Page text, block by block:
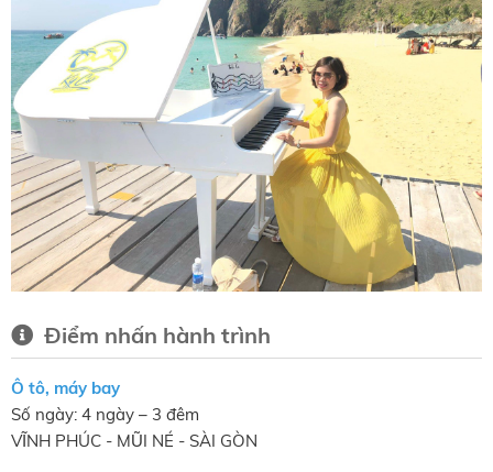
Điểm nhấn hành trình
Ô tô, máy bay
Số ngày: 4 ngày – 3 đêm
VĨNH PHÚC - MŨI NÉ - SÀI GÒN